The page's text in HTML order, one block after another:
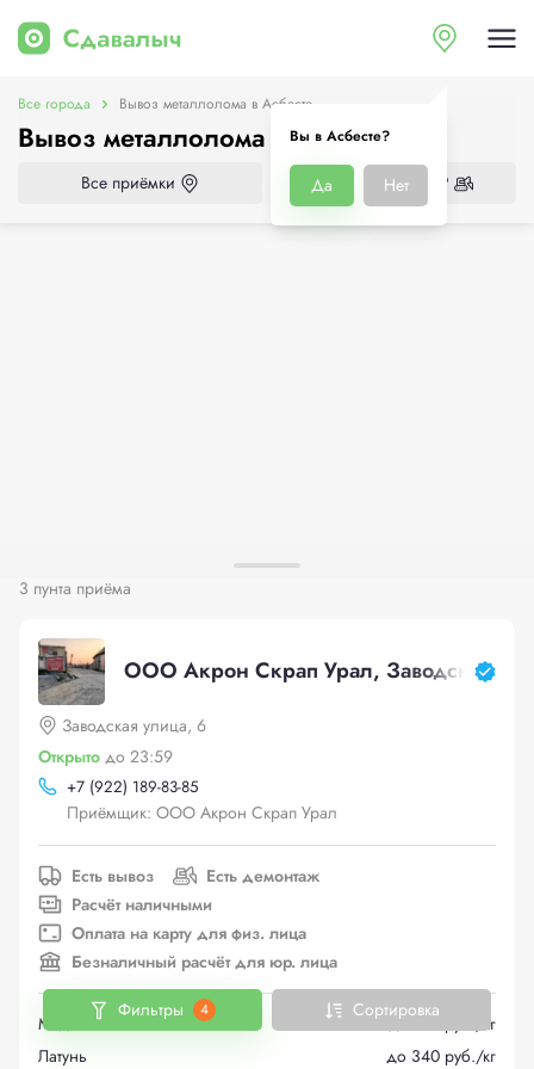
Вы в Асбесте?
Да Нет
Все города Вывоз металлолома в Асбесте
Вывоз металлолома в Асбесте
Все приёмки Нужен демонтаж?
3 пунта приёма
ООО Акрон Скрап Урал, Заводская
Заводская улица, 6
Открыто до 23:59
+7 (922) 189-83-85
Приёмщик: ООО Акрон Скрап Урал
Есть вывоз
Есть демонтаж
Расчёт наличными
Оплата на карту для физ. лица
Безналичный расчёт для юр. лица
Медь
до 610 руб./кг
Латунь
до 340 руб./кг
Фильтры 4 Сортировка